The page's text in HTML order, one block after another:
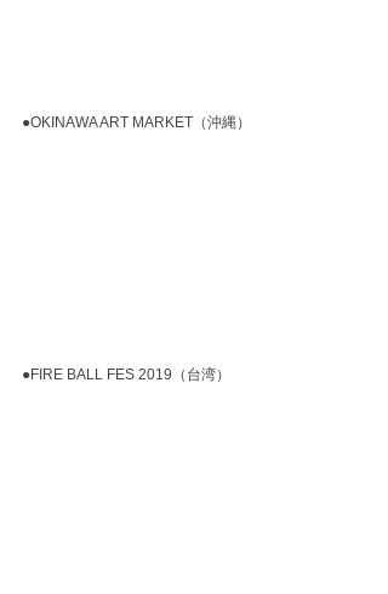
●OKINAWA ART MARKET（沖縄）
●FIRE BALL FES 2019（台湾）